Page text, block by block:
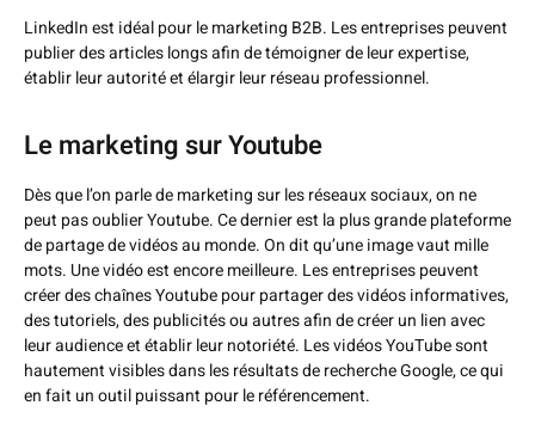
LinkedIn est idéal pour lemarketing B2B. Les entreprises peuvent
publier des articles longs afin de témoigner de leur expertise,
établir leur autorité et élargir leur réseau professionnel.
Le marketing sur Youtube
Dès que l’on parle de marketing sur les réseaux sociaux, on ne
peut pas oublier Youtube. Ce dernier est la plus grande plateforme
de partage de vidéos au monde. On dit qu’une image vaut mille
mots. Une vidéo est encore meilleure. Les entreprises peuvent
créer des chaînes Youtube pour partager des vidéos informatives,
des tutoriels, des publicités ou autres afin de créer un lien avec
leur audience et établir leur notoriété. Les vidéos YouTube sont
hautement visibles dans les résultats de recherche Google, ce qui
en fait un outil puissant pour le référencement.